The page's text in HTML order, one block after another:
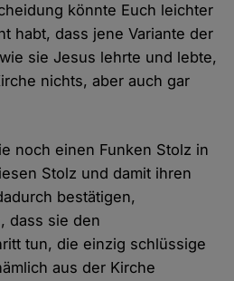
könnte Euch leichter
habt, dass jene Variante der
sie Jesus lehrte und lebte,
nichts, aber auch gar
noch einen Funken Stolz in
Stolz und damit ihren
bestätigen,
dass sie den
tun, die einzig schlüssige
aus der Kirche